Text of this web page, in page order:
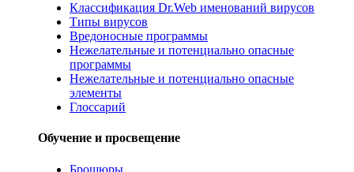
Классификация Dr.Web именований вирусов
Типы вирусов
Вредоносные программы
Нежелательные и потенциально опасные
программы
Нежелательные и потенциально опасные
элементы
Глоссарий
Обучение и просвещение
Брошюры